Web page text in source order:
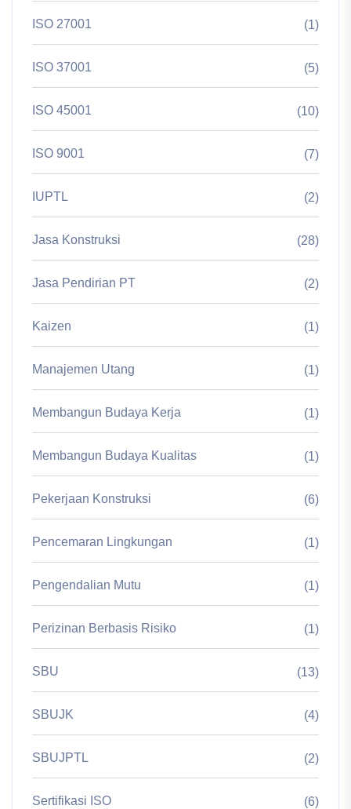
ISO 27001 (1)
ISO 37001 (5)
ISO 45001 (10)
ISO 9001 (7)
IUPTL (2)
Jasa Konstruksi (28)
Jasa Pendirian PT (2)
Kaizen (1)
Manajemen Utang (1)
Membangun Budaya Kerja (1)
Membangun Budaya Kualitas (1)
Pekerjaan Konstruksi (6)
Pencemaran Lingkungan (1)
Pengendalian Mutu (1)
Perizinan Berbasis Risiko (1)
SBU (13)
SBUJK (4)
SBUJPTL (2)
Sertifikasi ISO (6)